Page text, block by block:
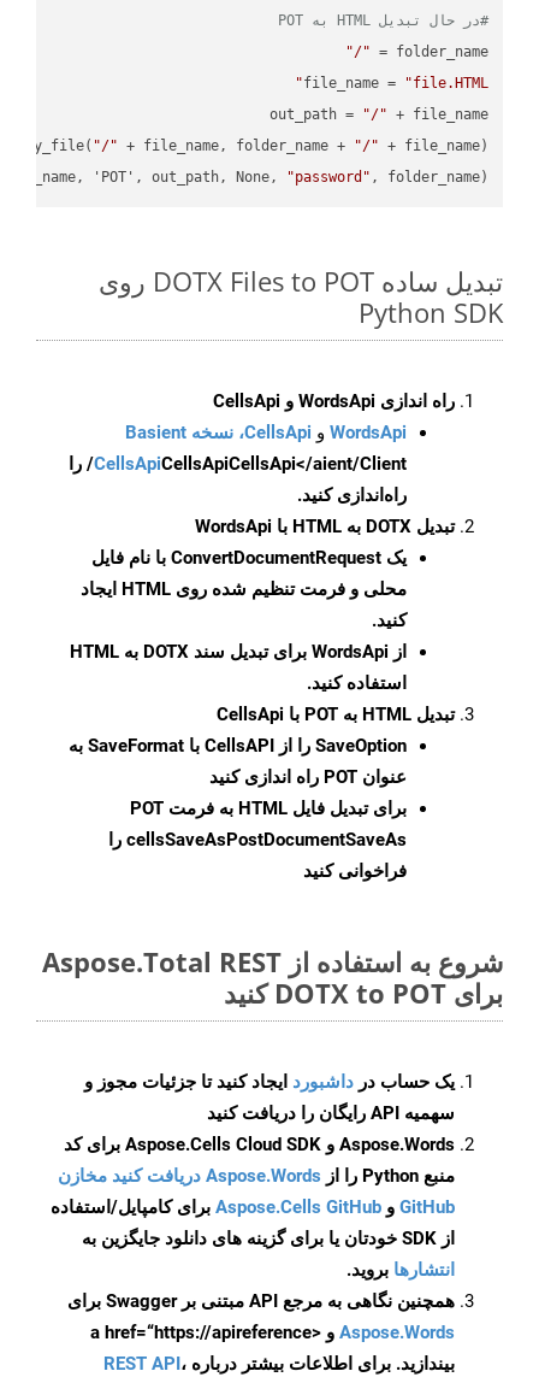
#در حال تبدیل HTML به POT
folder_name =
"/"
file_name =
"file.HTML"
out_path =
"/"
"/" + file_name, folder_name +
"/"
'POT', out_path, None,
"password" , folder_name)
تبدیل ساده DOTX Files to POT روی
Python SDK
راه اندازی WordsApi و CellsApi
WordsApi و CellsApi، نسخه Basient
CellsApiCellsApi
CellsApi</aient/Client/ را
راه‌اندازی کنید.
تبدیل DOTX به HTML با WordsApi
یک ConvertDocumentRequest با نام فایل
محلی و فرمت تنظیم شده روی HTML ایجاد
کنید.
از WordsApi برای تبدیل سند DOTX به HTML
استفاده کنید.
تبدیل HTML به POT با CellsApi
SaveOption
را از CellsAPI با SaveFormat به
عنوان POT راه اندازی کنید
برای تبدیل فایل HTML به فرمت
POT
cellsSaveAsPostDocumentSaveAs را
فراخوانی کنید
شروع به استفاده از Aspose.Total REST
برای DOTX to POT کنید
یک حساب در داشبورد ایجاد کنید تا جزئیات مجوز و
سهمیه API رایگان را دریافت کنید
Aspose.Words و Aspose.Cells Cloud SDK برای کد
منبع Python را از
Aspose.Words دریافت کنید مخازن
GitHub و Aspose.Cells GitHub برای کامپایل/استفاده
از SDK خودتان یا برای گزینه های دانلود جایگزین به
انتشارها بروید.
همچنین نگاهی به مرجع API مبتنی بر Swagger برای
Aspose.Words
و <a href=“https://apireference
بیندازید. برای اطلاعات بیشتر درباره REST API،